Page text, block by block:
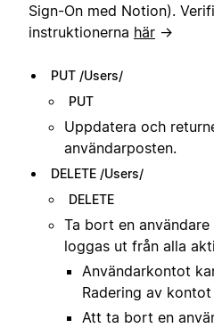
Sign-On med Notion).
instruktionerna här →
PUT /Users/
PUT
Uppdatera och
användarposten.
DELETE /Users/
DELETE
Ta bort en
loggas ut från alla
Användarkontot
Radering av
Att ta bort en